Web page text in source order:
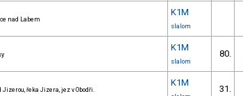
nad Labem
K1M
slalom
K1M
slalom
80.
Jizerou, řeka Jizera, jez v Obodři.
K1M
31.